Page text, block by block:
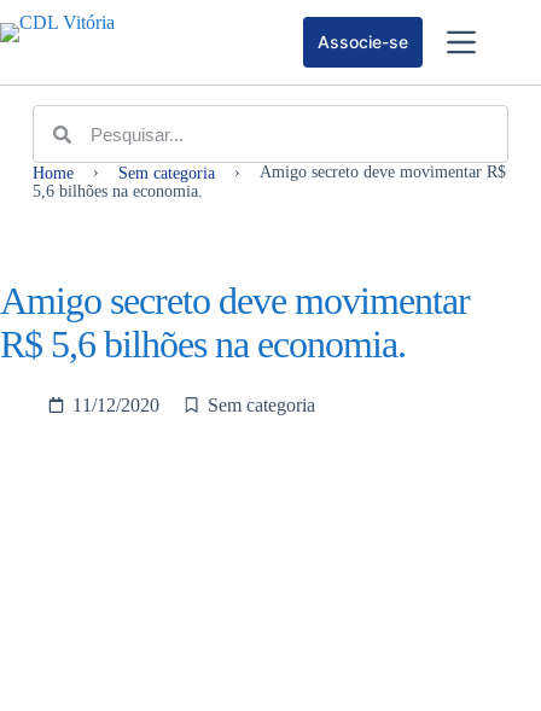
Associe-se
Home › Sem categoria ›
Amigo secreto deve movimentar R$
5,6 bilhões na economia.
Amigo secreto deve movimentar
R$ 5,6 bilhões na economia.
11/12/2020 Sem categoria